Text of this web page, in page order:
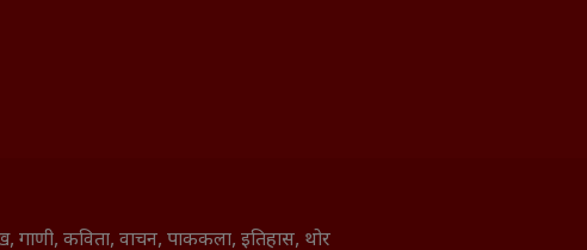
गाणी, कविता, वाचन, पाककला, इतिहास, थोर